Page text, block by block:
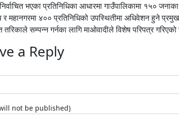
भएका प्रतिनिधिका आधारमा गाउँपालिकामा १५०
महानगरमा ४०० प्रतिनिधिको उपस्थितीमा अधिवेशन हुने
तरिकाले सम्पन्न गर्नका लागि माओवादीले विशेष परिपत्र
a Reply
not be published)